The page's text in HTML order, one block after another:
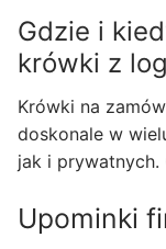
Gdzie i
krówki z
Krówki na
doskonale w
jak i prywatnych.
Upominki